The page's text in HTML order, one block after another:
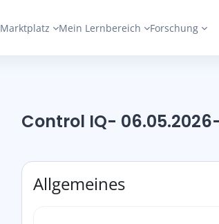
Marktplatz Mein Lernbereich Forschung
Control IQ-
Allgemeines